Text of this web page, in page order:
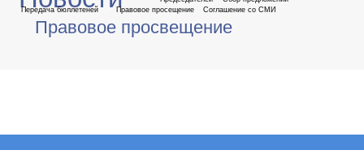
Передача бюллетеней
Правовое просвещение
Правовое просещение Соглашение со СМИ